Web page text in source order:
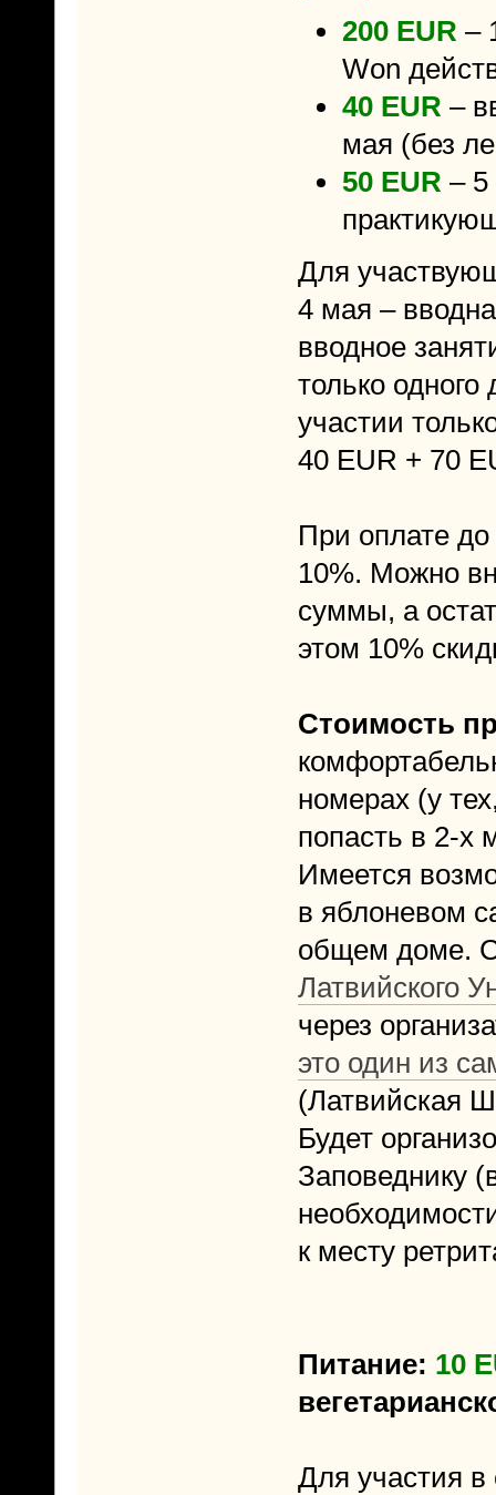
200 EUR –
Won
40 EUR –
мая (без
50 EUR –
Для
4 мая –
вводное
только
участии
40 EUR + 70
При оплате до
10%. Можно
суммы, а
этом 10%
Стоимость
номерах (у
попасть в 2-х
Имеется
в яблоневом
общем доме.
Латвийского
через
это один из
(Латвийская
Будет
Заповеднику
к месту
Питание: 10
Для участия в